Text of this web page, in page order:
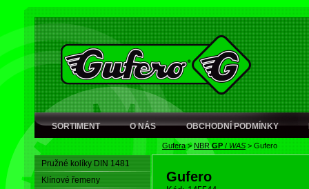
SORTIMENT O NÁS OBCHODNÍ PODMÍNKY
Gufera> NBRGP / WAS > Gufero
Pružné kolíky DIN 1481
Klínové řemeny
Gufero